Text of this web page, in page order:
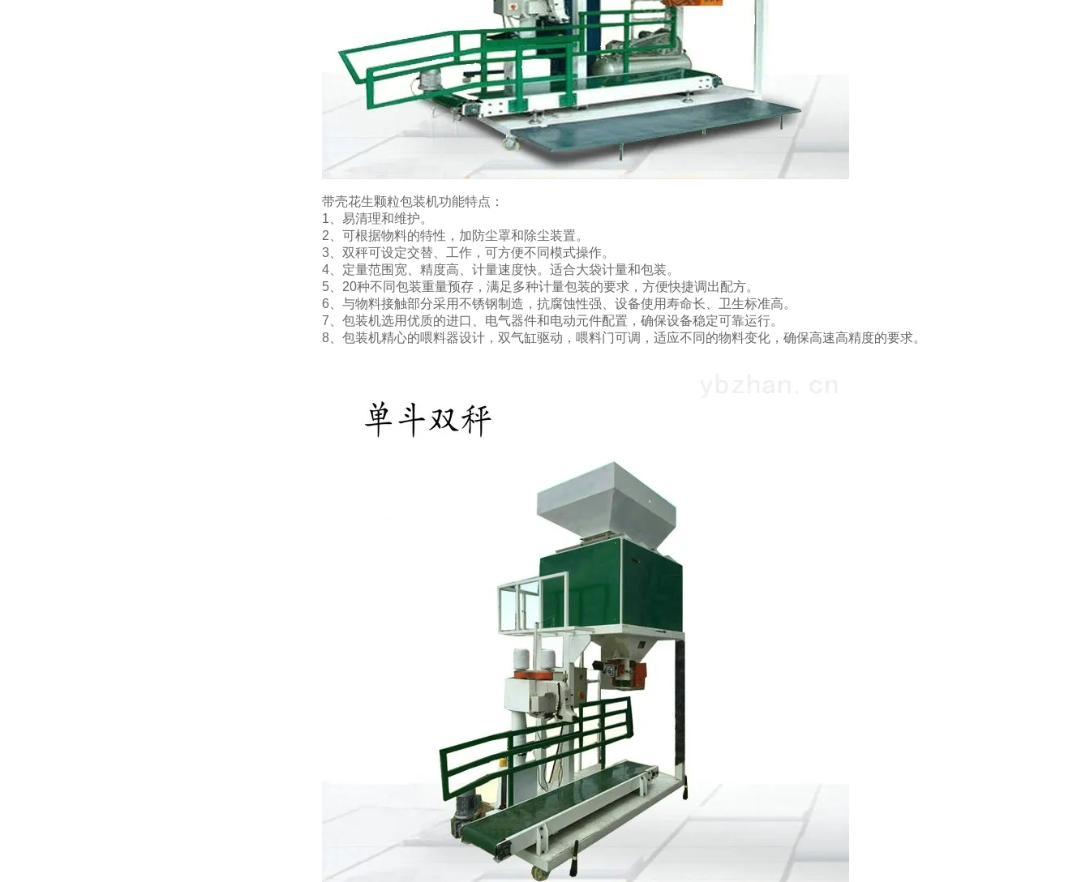
带壳花生颗粒包装机功能特点：
1、易清理和维护。
2、可根据物料的特性，加防尘罩和除尘装置。
3、双秤可设定交替、工作，可方便不同模式操作。
4、定量范围宽、精度高、计量速度快。适合大袋计量和包装。
5、20种不同包装重量预存，满足多种计量包装的要求，方便快捷调出配方。
6、与物料接触部分采用不锈钢制造，抗腐蚀性强、设备使用寿命长、卫生标准高。
7、包装机选用优质的进口、电气器件和电动元件配置，确保设备稳定可靠运行。
8、包装机精心的喂料器设计，双气缸驱动，喂料门可调，适应不同的物料变化，确保高速高精度的要求。